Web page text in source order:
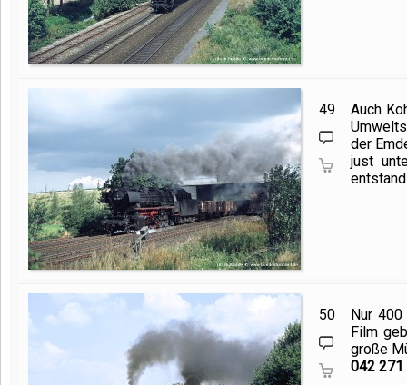
49
Auch
der
just
50
Nur
Film
große
042 271